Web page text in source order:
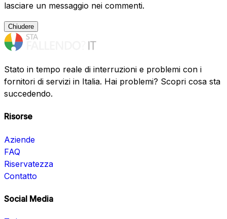
lasciare un messaggio nei commenti.
Chiudere
Stato in tempo reale di interruzioni e problemi con i
fornitori di servizi in Italia. Hai problemi? Scopri cosa sta
succedendo.
Risorse
Aziende
FAQ
Riservatezza
Contatto
Social Media